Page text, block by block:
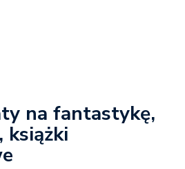
na fantastykę,
książki